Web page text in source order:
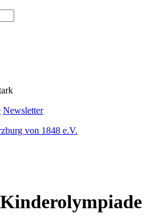
Newsletter
von 1848 e.V.